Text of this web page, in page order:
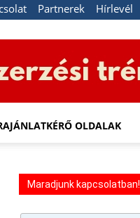
Partnerek Hírlevél
OLDALAK
Maradjunk kapcsolatban!